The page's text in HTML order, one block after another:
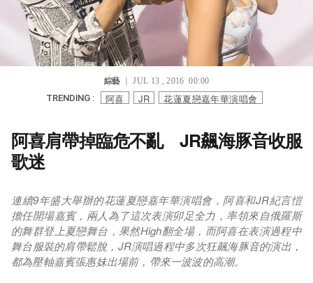
綜藝｜ JUL 13 , 2016 00:00
TRENDING : 阿喜 JR 花蓮夏戀嘉年華演唱會
阿喜肩帶掉臨危不亂 JR飆海豚音收服
歌迷
連續9年盛大舉辦的花蓮夏戀嘉年華演唱會，阿喜和JR紀言愷
擔任開場嘉賓，兩人為了這次表演卯足全力，率領來自俄羅斯
的舞群登上夏戀舞台，果然High翻全場，而阿喜在表演過程中
舞台服裝的肩帶鬆脫，JR演唱過程中多次狂飆海豚音的演出，
都為壓軸嘉賓張惠妹出場前，帶來一波波的高潮。